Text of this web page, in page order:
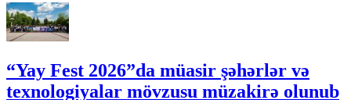
“Yay Fest 2026”da müasir şəhərlər və
texnologiyalar mövzusu müzakirə olunub